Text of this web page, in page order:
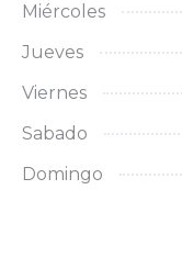
Miércoles
Jueves
Viernes
Sabado
Domingo